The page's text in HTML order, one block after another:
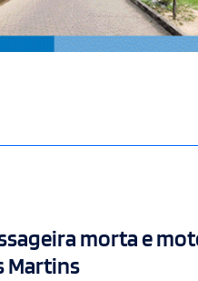
morta e
Martins